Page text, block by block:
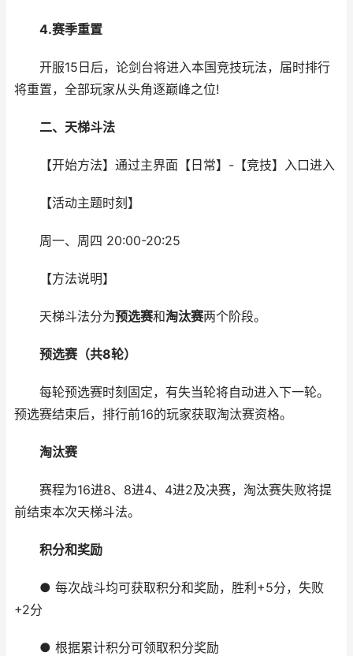
4.赛季重置
开服15日后，论剑台将进入本国竞技玩法，届时排行
将重置，全部玩家从头角逐巅峰之位!
二、天梯斗法
【开始方法】通过主界面【日常】-【竞技】入口进入
【活动主题时刻】
周一、周四 20:00-20:25
【方法说明】
天梯斗法分为预选赛和淘汰赛两个阶段。
预选赛（共8轮）
每轮预选赛时刻固定，有失当轮将自动进入下一轮。
预选赛结束后，排行前16的玩家获取淘汰赛资格。
淘汰赛
赛程为16进8、8进4、4进2及决赛，淘汰赛失败将提
前结束本次天梯斗法。
积分和奖励
● 每次战斗均可获取积分和奖励，胜利+5分，失败
+2分
● 根据累计积分可领取积分奖励